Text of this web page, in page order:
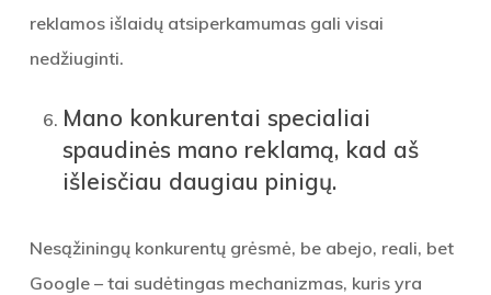
reklamos išlaidų atsiperkamumas gali visai
nedžiuginti.
Mano konkurentai specialiai
spaudinės mano reklamą, kad aš
išleisčiau daugiau pinigų.
Nesąžiningų konkurentų grėsmė, be abejo, reali, bet
Google – tai sudėtingas mechanizmas, kuris yra